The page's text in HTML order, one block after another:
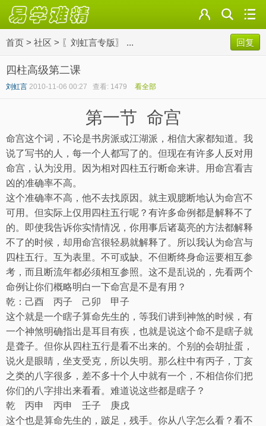
首页 > 社区 > 〖刘虹言专版〗 ... 回复
四柱高级第二课
刘虹言 2010-11-06 00:27 查看: 1479 看全部
第一节 命宫
命宫这个词，不论是书房派或江湖派，相信大家都知道。我
说了写书的人，每一个人都写了的。但现在有许多人反对用
命宫，认为没用。因为相对四柱五行断命来讲。用命宫看吉
凶的准确率不高。
这个准确率不高，他不去找原因。就主观臆断地认为命宫不
可用。但实际上仅用四柱五行呢？有许多命例都是解释不了
的。即使我告诉你实情情况，你用事后诸葛亮的方法都解释
不了的时候，却用命宫很轻易就解释了。所以我认为命宫与
四柱五行。互为表里。不可或缺。不但断终身命运要相互参
考，而且断流年都必须相互参照。这不是乱说的，先看两个
命例让你们概略明白一下命宫是不是有用？
乾：己酉
丙子 己卯
甲子
这个就是一个瞎子算命先生的，等我们讲到神煞的时候，有
一个神煞明确指出是耳目有疾，也就是说这个命不是瞎子就
是聋子。但你从四柱五行是看不出来的。个别的会胡扯蛋，
说火是眼睛，坐支受克，所以失明。那么柱中有丙子，丁亥
之类的八字很多，差不多十个人中就有一个，不相信你们把
你们的八字排出来看看。难道说这些都是瞎子？
乾
丙申 丙申 壬子
庚戌
这个也是算命先生的，跛足，残手。你从八字怎么看？看不